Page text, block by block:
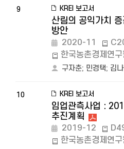
9 KREI 보고서
산림의 공익가치
방안
2020-11
한국농촌경제연구
구자춘; 민경택; 김
10 KREI 보고서
임업관측사업 :
추진계획
2019-12
한국농촌경제연구